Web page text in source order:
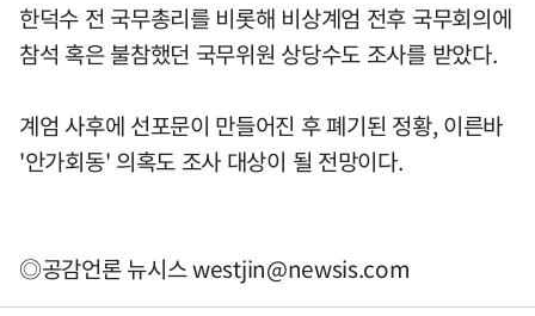
한덕수 전 국무총리를 비롯해 비상계엄 전후 국무회의에
참석 혹은 불참했던 국무위원 상당수도 조사를 받았다.
계엄 사후에 선포문이 만들어진 후 폐기된 정황, 이른바
'안가회동' 의혹도 조사 대상이 될 전망이다.
◎공감언론 뉴시스westjin@newsis.com